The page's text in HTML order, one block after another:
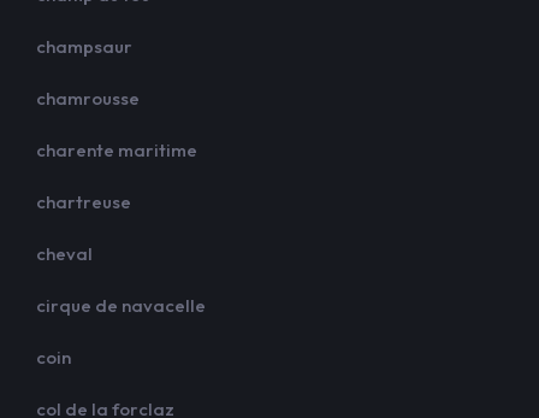
champsaur
chamrousse
charente maritime
chartreuse
cheval
cirque de navacelle
coin
col de la forclaz